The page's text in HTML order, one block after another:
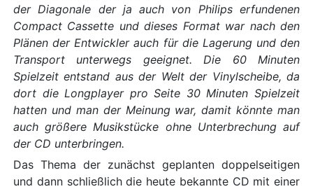
der Diagonale der ja auch von Philips erfundenen
Compact Cassette und dieses Format war nach den
Plänen der Entwickler auch für die Lagerung und den
Transport unterwegs geeignet. Die 60 Minuten
Spielzeit entstand aus der Welt der Vinylscheibe, da
dort die Longplayer pro Seite 30 Minuten Spielzeit
hatten und man der Meinung war, damit könnte man
auch größere Musikstücke ohne Unterbrechung auf
der CD unterbringen.
Das Thema der zunächst geplanten doppelseitigen
und dann schließlich die heute bekannte CD mit einer